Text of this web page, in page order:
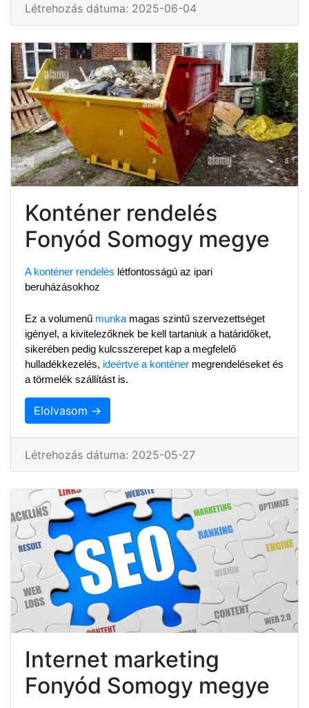
Létrehozás dátuma: 2025-06-04
Konténer rendelés
Fonyód Somogy megye
A konténer rendelés létfontosságú az ipari
beruházásokhoz
Ez a volumenű munka magas szintű szervezettséget
igényel, a kivitelezőknek be kell tartaniuk a határidőket,
sikerében pedig kulcsszerepet kap a megfelelő
hulladékkezelés, ideértve a konténer megrendeléseket és
a törmelék szállítást is.
Elolvasom →
Létrehozás dátuma: 2025-05-27
Internet marketing
Fonyód Somogy megye